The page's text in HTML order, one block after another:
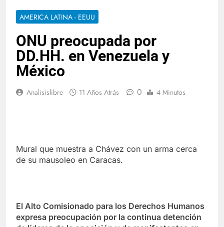
AMERICA LATINA - EEUU
ONU preocupada por
DD.HH. en Venezuela y
México
Analisislibre 11 Años Atrás 0 4 Minutos
Mural que muestra a Chávez con un arma cerca
de su mausoleo en Caracas.
El Alto Comisionado para los Derechos Humanos
expresa preocupación por la continua detención